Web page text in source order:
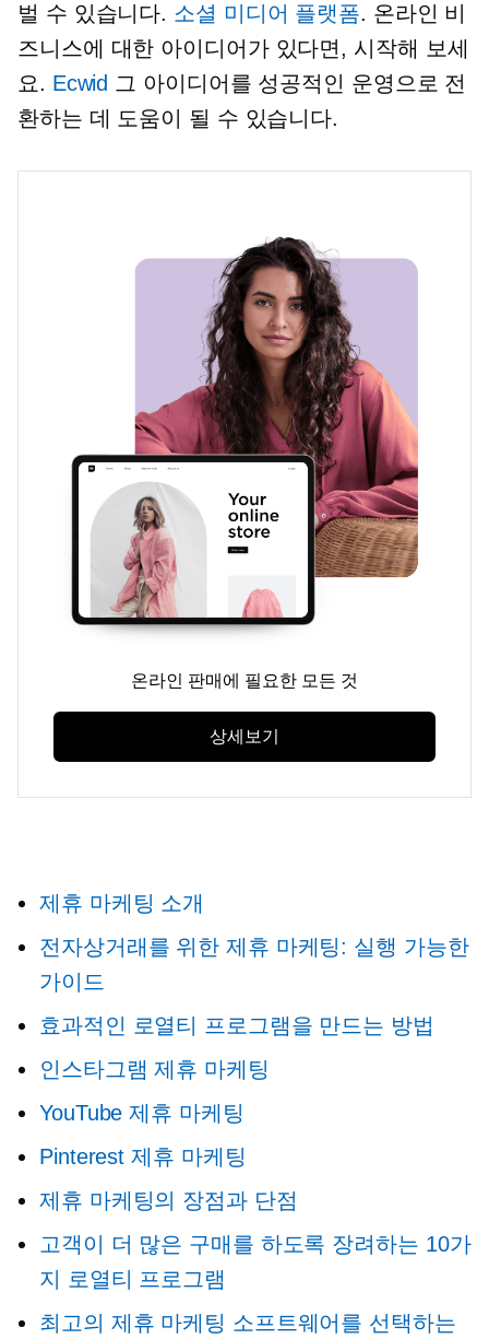
벌 수 있습니다. 소셜 미디어 플랫폼. 온라인 비
즈니스에 대한 아이디어가 있다면, 시작해 보세
요. Ecwid 그 아이디어를 성공적인 운영으로 전
환하는 데 도움이 될 수 있습니다.
온라인 판매에 필요한 모든 것
상세보기
제휴 마케팅 소개
전자상거래를 위한 제휴 마케팅: 실행 가능한
가이드
효과적인 로열티 프로그램을 만드는 방법
인스타그램 제휴 마케팅
YouTube 제휴 마케팅
Pinterest 제휴 마케팅
제휴 마케팅의 장점과 단점
고객이 더 많은 구매를 하도록 장려하는 10가
지 로열티 프로그램
최고의 제휴 마케팅 소프트웨어를 선택하는